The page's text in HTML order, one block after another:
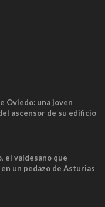
Oviedo: una joven
ascensor de su edificio
minutos
el valdesano que
un pedazo de Asturias